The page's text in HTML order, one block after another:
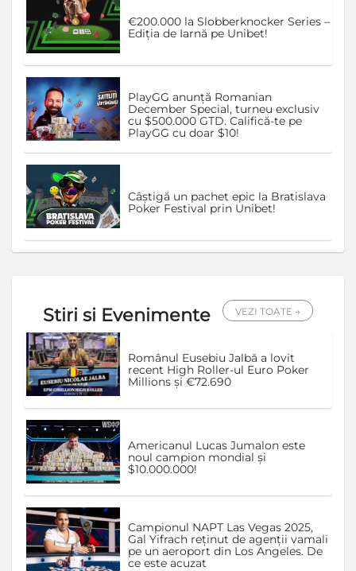
€200.000 la Slobberknocker Series –
Ediția de Iarnă pe Unibet!
PlayGG anunță Romanian
December Special, turneu exclusiv
cu $500.000 GTD. Califică-te pe
PlayGG cu doar $10!
Câștigă un pachet epic la Bratislava
Poker Festival prin Unibet!
Stiri si Evenimente VEZI TOATE →
Românul Eusebiu Jalbă a lovit
recent High Roller-ul Euro Poker
Millions și €72.690
Americanul Lucas Jumalon este
noul campion mondial și
$10.000.000!
Campionul NAPT Las Vegas 2025,
Gal Yifrach reținut de agenții vamali
pe un aeroport din Los Angeles. De
ce este acuzat